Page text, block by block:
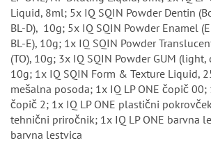
Liquid, 8ml; 5x IQ SQIN Powder Dentin
BL-D), 10g; 5x IQ SQIN Powder Enamel
BL-E), 10g; 1x IQ SQIN Powder
(TO), 10g; 3x IQ SQIN Powder GUM (light,
10g; 1x IQ SQIN Form & Texture Liquid,
mešalna posoda; 1x IQ LP ONE čopič 00;
čopič 2; 1x IQ LP ONE plastični
tehnični priročnik; 1x IQ LP ONE barvna
barvna lestvica